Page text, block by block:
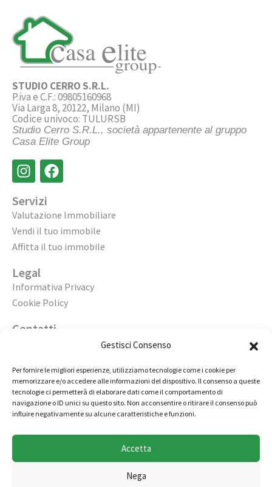
Gestisci Consenso
Per fornire le migliori esperienze, utilizziamo tecnologie come i cookie per
memorizzare e/o accedere alle informazioni del dispositivo. Il consenso a queste
tecnologie ci permetterà di elaborare dati come il comportamento di
navigazione o ID unici su questo sito. Non acconsentire o ritirare il consenso può
influire negativamente su alcune caratteristiche e funzioni.
Accetta
Nega
STUDIO CERRO S.R.L.
P.iva e C.F.: 09805160968
Via Larga 8, 20122, Milano (MI)
Codice univoco: TULURSB
Studio Cerro S.R.L., società appartenente al gruppo
Casa Elite Group
Servizi
Valutazione Immobiliare
Vendi il tuo immobile
Affitta il tuo immobile
Legal
Informativa Privacy
Cookie Policy
Contatti
02 98236472
info@immobiliarecasaelite.it